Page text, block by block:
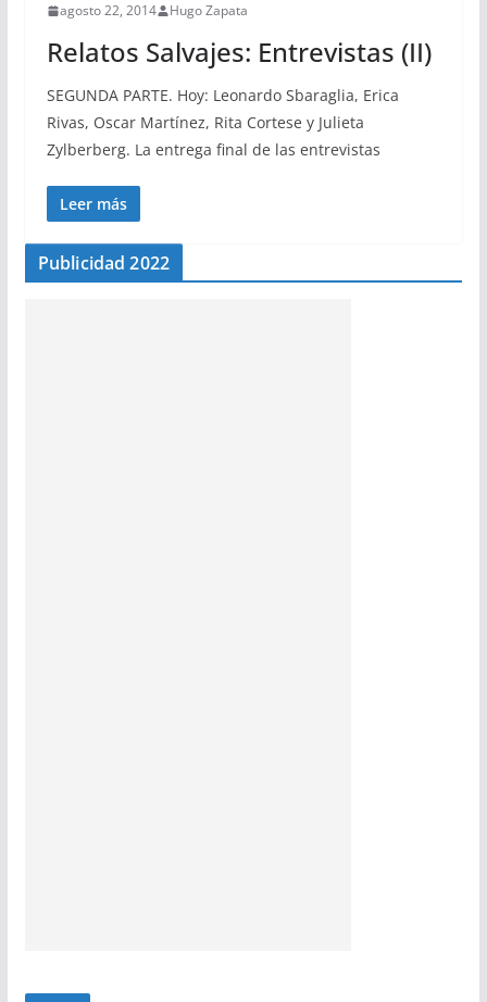
agosto 22, 2014 Hugo Zapata
Relatos Salvajes: Entrevistas (II)
SEGUNDA PARTE. Hoy: Leonardo Sbaraglia, Erica
Rivas, Oscar Martínez, Rita Cortese y Julieta
Zylberberg. La entrega final de las entrevistas
Leer más
Publicidad 2022